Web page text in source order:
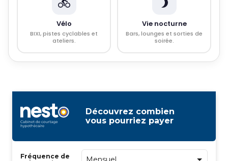
Vélo
BIXI, pistes cyclables et
ateliers.
Vie nocturne
Bars, lounges et sorties de
soirée.